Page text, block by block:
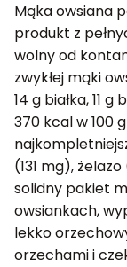
Mąka owsiana
produkt z
wolny od
zwykłej mąki
14 g białka, 11
370 kcal w 100
(131 mg),
solidny pakiet
owsiankach,
lekko
orzechami i